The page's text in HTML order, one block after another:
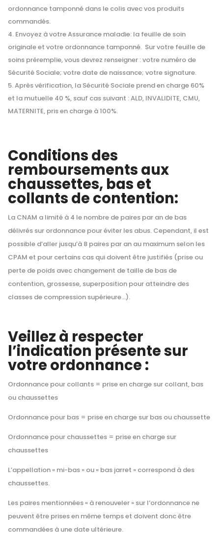
ordonnance tamponné dans le colis avec vos produits
commandés.
Envoyez à votre Assurance maladie: la feuille de soin
originale et votre ordonnance tamponné. Sur votre feuille de
soins préremplie, vous devrez renseigner : votre numéro de
Sécurité Sociale; votre date de naissance; votre signature.
Après vérification, la Sécurité Sociale prend en charge 60%
et la mutuelle 40 %, sauf cas suivant : ALD, INVALIDITE, CMU,
MATERNITE, pris en charge à 100%.
Conditions des
remboursements aux
chaussettes, bas et
collants de contention:
La CNAM a limité à 4 le nombre de paires par an de bas
délivrés sur ordonnance pour éviter les abus. Cependant, il est
possible d’aller jusqu’à 8 paires par an au maximum selon les
CPAM et pour certains cas qui doivent être justifiés (prise ou
perte de poids avec changement de taille de bas de
contention, grossesse, superposition pour atteindre des
classes de compression supérieure…).
Veillez à respecter
l’indication présente sur
votre ordonnance :
Ordonnance pour collants = prise en charge sur collant, bas
ou chaussettes
Ordonnance pour bas = prise en charge sur bas ou chaussette
Ordonnance pour chaussettes = prise en charge sur
chaussettes
L’appellation « mi-bas » ou « bas jarret » correspond à des
chaussettes.
Les paires mentionnées « à renouveler » sur l’ordonnance ne
peuvent être prises en même temps et doivent donc être
commandées à une date ultérieure.